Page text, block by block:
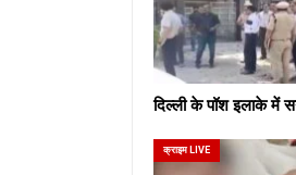
दिल्ली के पॉश इलाके में
क्राइम LIVE